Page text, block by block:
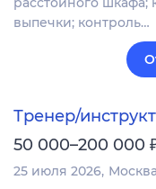
выпечки; контроль…
Тренер/
50 000–200 000
25 июля 2026 Москва